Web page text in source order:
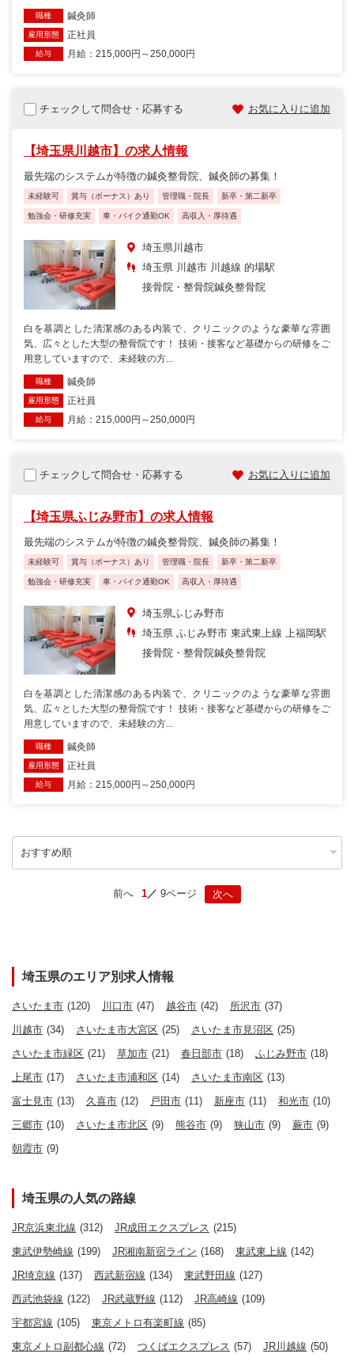
職種 鍼灸師
雇用形態 正社員
給与 月給：215,000円～250,000円
チェックして問合せ・応募する お気に入りに追加
【埼玉県川越市】の求人情報
最先端のシステムが特徴の鍼灸整骨院、鍼灸師の募集！
未経験可 賞与（ボーナス）あり 管理職・院長 新卒・第二新卒
勉強会・研修充実 車・バイク通勤OK 高収入・厚待遇
埼玉県川越市
埼玉県 川越市 川越線 的場駅
接骨院・整骨院鍼灸整骨院
白を基調とした清潔感のある内装で、クリニックのような豪華な雰囲
気、広々とした大型の整骨院です！ 技術・接客など基礎からの研修をご
用意していますので、未経験の方...
職種 鍼灸師
雇用形態 正社員
給与 月給：215,000円～250,000円
チェックして問合せ・応募する お気に入りに追加
【埼玉県ふじみ野市】の求人情報
最先端のシステムが特徴の鍼灸整骨院、鍼灸師の募集！
未経験可 賞与（ボーナス）あり 管理職・院長 新卒・第二新卒
勉強会・研修充実 車・バイク通勤OK 高収入・厚待遇
埼玉県ふじみ野市
埼玉県 ふじみ野市 東武東上線 上福岡駅
接骨院・整骨院鍼灸整骨院
白を基調とした清潔感のある内装で、クリニックのような豪華な雰囲
気、広々とした大型の整骨院です！ 技術・接客など基礎からの研修をご
用意していますので、未経験の方...
職種 鍼灸師
雇用形態 正社員
給与 月給：215,000円～250,000円
前へ 1 9ページ 次へ
埼玉県のエリア別求人情報
さいたま市 (120) 川口市 (47) 越谷市 (42) 所沢市 (37)
川越市 (34) さいたま市大宮区 (25) さいたま市見沼区 (25)
さいたま市緑区 (21) 草加市 (21) 春日部市 (18) ふじみ野市 (18)
上尾市 (17) さいたま市浦和区 (14) さいたま市南区 (13)
富士見市 (13) 久喜市 (12) 戸田市 (11) 新座市 (11) 和光市 (10)
三郷市 (10) さいたま市北区 (9) 熊谷市 (9) 狭山市 (9) 蕨市 (9)
朝霞市 (9)
埼玉県の人気の路線
JR京浜東北線 (312) JR成田エクスプレス (215)
東武伊勢崎線 (199) JR湘南新宿ライン (168) 東武東上線 (142)
JR埼京線 (137) 西武新宿線 (134) 東武野田線 (127)
西武池袋線 (122) JR武蔵野線 (112) JR高崎線 (109)
宇都宮線 (105) 東京メトロ有楽町線 (85)
東京メトロ副都心線 (72) つくばエクスプレス (57) JR川越線 (50)